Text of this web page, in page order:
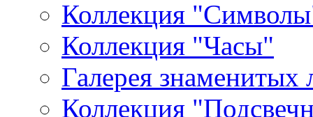
Коллекция
Коллекция "Часы"
Галерея знаменитых
Коллекция